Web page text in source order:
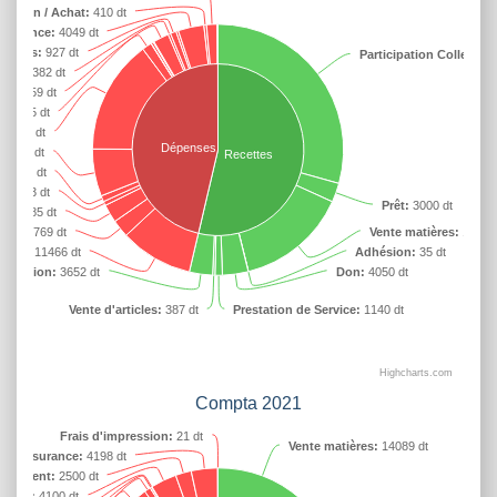
Recettes
Dépenses
Participation Collecte:
Prêt: 3000 dt
Vente matières:
Adhésion: 35 dt
Don: 4050 dt
Prestation de Service: 1140 dt
Vente d'articles: 387 dt
3652 dt
11466 dt
2769 dt
2885 dt
653 dt
957 dt
7416 dt
dt
1525 dt
2459 dt
382 dt
927 dt
4049 dt
/ Achat: 410 dt
Highcharts.com
Compta 2021
Vente matières: 14089 dt
2500 dt
/ Assurance: 4198 dt
Frais d'impression: 21 dt